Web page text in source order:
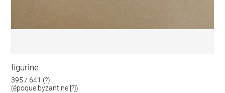
figurine
395 / 641 (?)
(époque byzantine [?])